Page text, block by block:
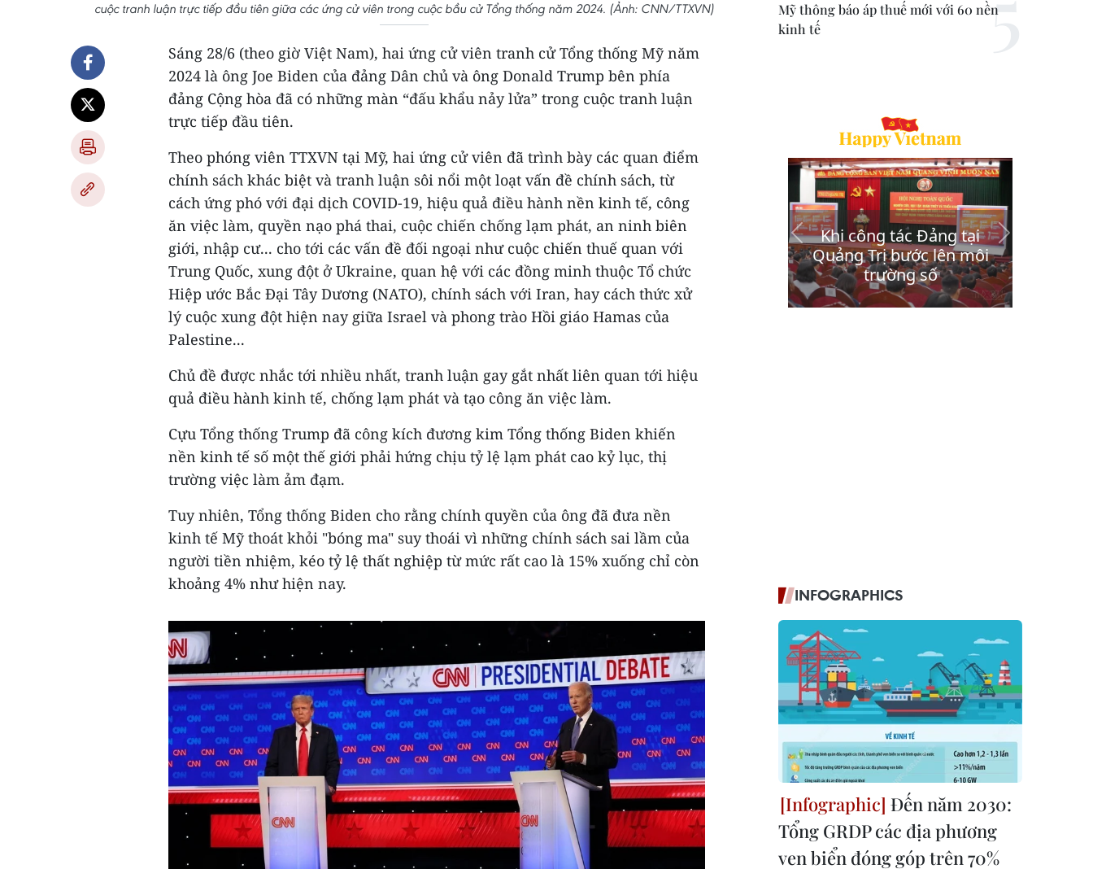
cuộc tranh luận trực tiếp đầu tiên giữa các ứng cử viên trong cuộc bầu cử Tổng thống năm 2024. (Ảnh: CNN/TTXVN)
Sáng 28/6 (theo giờ Việt Nam), hai ứng cử viên tranh cử Tổng thống Mỹ năm
2024 là ông Joe Biden của đảng Dân chủ và ông Donald Trump bên phía
đảng Cộng hòa đã có những màn “đấu khẩu nảy lửa” trong cuộc tranh luận
trực tiếp đầu tiên.
Theo phóng viên TTXVN tại Mỹ, hai ứng cử viên đã trình bày các quan điểm
chính sách khác biệt và tranh luận sôi nổi một loạt vấn đề chính sách, từ
cách ứng phó với đại dịch COVID-19, hiệu quả điều hành nền kinh tế, công
ăn việc làm, quyền nạo phá thai, cuộc chiến chống lạm phát, an ninh biên
giới, nhập cư... cho tới các vấn đề đối ngoại như cuộc chiến thuế quan với
Trung Quốc, xung đột ở Ukraine, quan hệ với các đồng minh thuộc Tổ chức
Hiệp ước Bắc Đại Tây Dương (NATO), chính sách với Iran, hay cách thức xử
lý cuộc xung đột hiện nay giữa Israel và phong trào Hồi giáo Hamas của
Palestine...
Chủ đề được nhắc tới nhiều nhất, tranh luận gay gắt nhất liên quan tới hiệu
quả điều hành kinh tế, chống lạm phát và tạo công ăn việc làm.
Cựu Tổng thống Trump đã công kích đương kim Tổng thống Biden khiến
nền kinh tế số một thế giới phải hứng chịu tỷ lệ lạm phát cao kỷ lục, thị
trường việc làm ảm đạm.
Tuy nhiên, Tổng thống Biden cho rằng chính quyền của ông đã đưa nền
kinh tế Mỹ thoát khỏi "bóng ma" suy thoái vì những chính sách sai lầm của
người tiền nhiệm, kéo tỷ lệ thất nghiệp từ mức rất cao là 15% xuống chỉ còn
khoảng 4% như hiện nay.
Mỹ thông báo áp thuế mới với 60 nền
kinh tế
INFOGRAPHICS
Đến năm 2030:
Tổng GRDP các địa phương
ven biển đóng góp trên 70%